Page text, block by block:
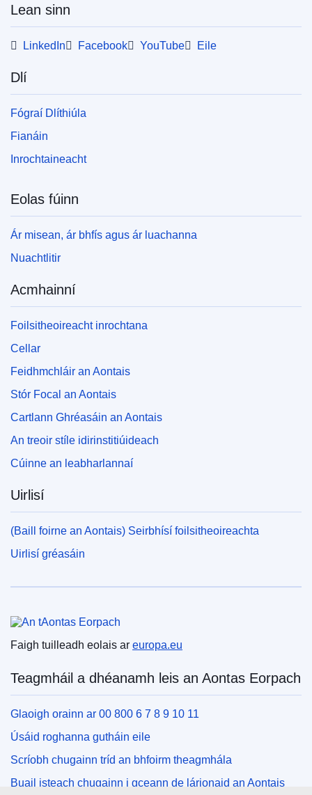
Lean sinn
LinkedIn Facebook YouTube Eile
Dlí
Fógraí Dlíthiúla
Fianáin
Inrochtaineacht
Eolas fúinn
Ár misean, ár bhfís agus ár luachanna
Nuachtlitir
Acmhainní
Foilsitheoireacht inrochtana
Cellar
Feidhmchláir an Aontais
Stór Focal an Aontais
Cartlann Ghréasáin an Aontais
An treoir stíle idirinstitiúideach
Cúinne an leabharlannaí
Uirlisí
(Baill foirne an Aontais) Seirbhísí foilsitheoireachta
Uirlisí gréasáin
Faigh tuilleadh eolais ar europa.eu
Teagmháil a dhéanamh leis an Aontas Eorpach
Glaoigh orainn ar 00 800 6 7 8 9 10 11
Úsáid roghanna gutháin eile
Scríobh chugainn tríd an bhfoirm theagmhála
Buail isteach chugainn i gceann de lárionaid an Aontais